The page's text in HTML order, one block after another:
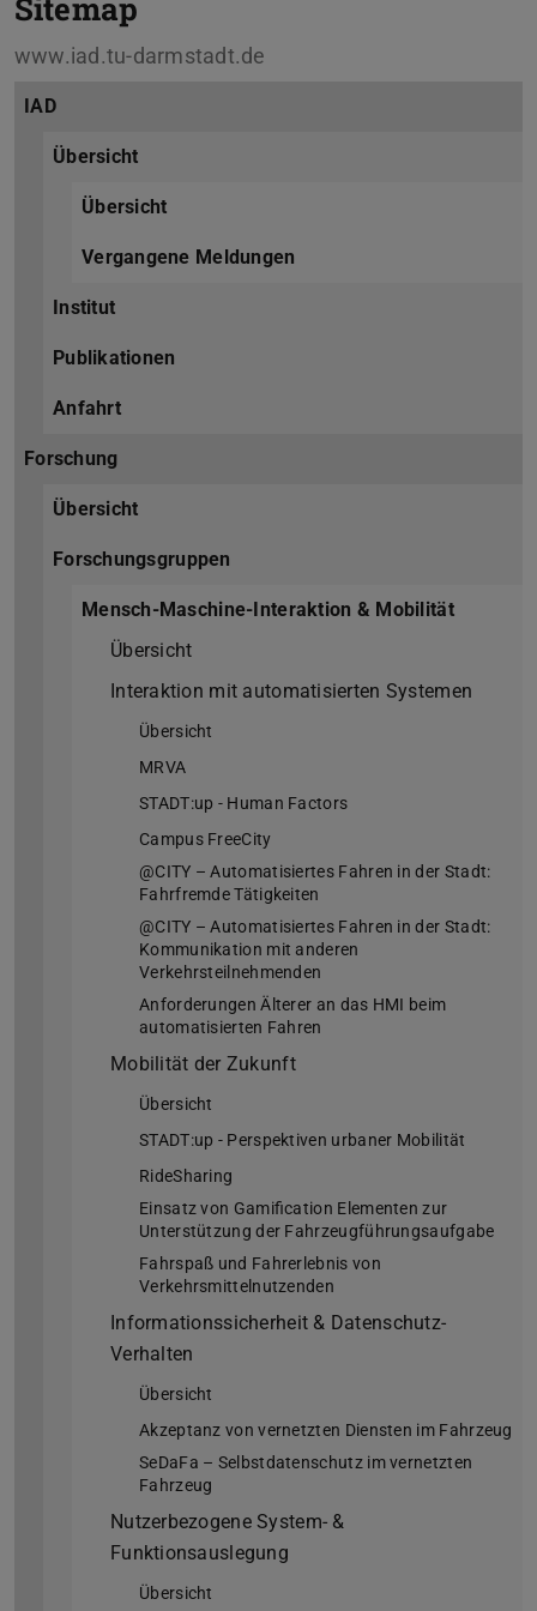
Sitemap
www.iad.tu-darmstadt.de
IAD
Übersicht
Übersicht
Vergangene Meldungen
Institut
Publikationen
Anfahrt
Forschung
Übersicht
Forschungsgruppen
Mensch-Maschine-Interaktion & Mobilität
Übersicht
Interaktion mit automatisierten Systemen
Übersicht
MRVA
STADT:up - Human Factors
Campus FreeCity
@CITY – Automatisiertes Fahren in der Stadt:
Fahrfremde Tätigkeiten
@CITY – Automatisiertes Fahren in der Stadt:
Kommunikation mit anderen
Verkehrsteilnehmenden
Anforderungen Älterer an das HMI beim
automatisierten Fahren
Mobilität der Zukunft
Übersicht
STADT:up - Perspektiven urbaner Mobilität
RideSharing
Einsatz von Gamification Elementen zur
Unterstützung der Fahrzeugführungsaufgabe
Fahrspaß und Fahrerlebnis von
Verkehrsmittelnutzenden
Informationssicherheit & Datenschutz-
Verhalten
Übersicht
Akzeptanz von vernetzten Diensten im Fahrzeug
SeDaFa – Selbstdatenschutz im vernetzten
Fahrzeug
Nutzerbezogene System- &
Funktionsauslegung
Übersicht